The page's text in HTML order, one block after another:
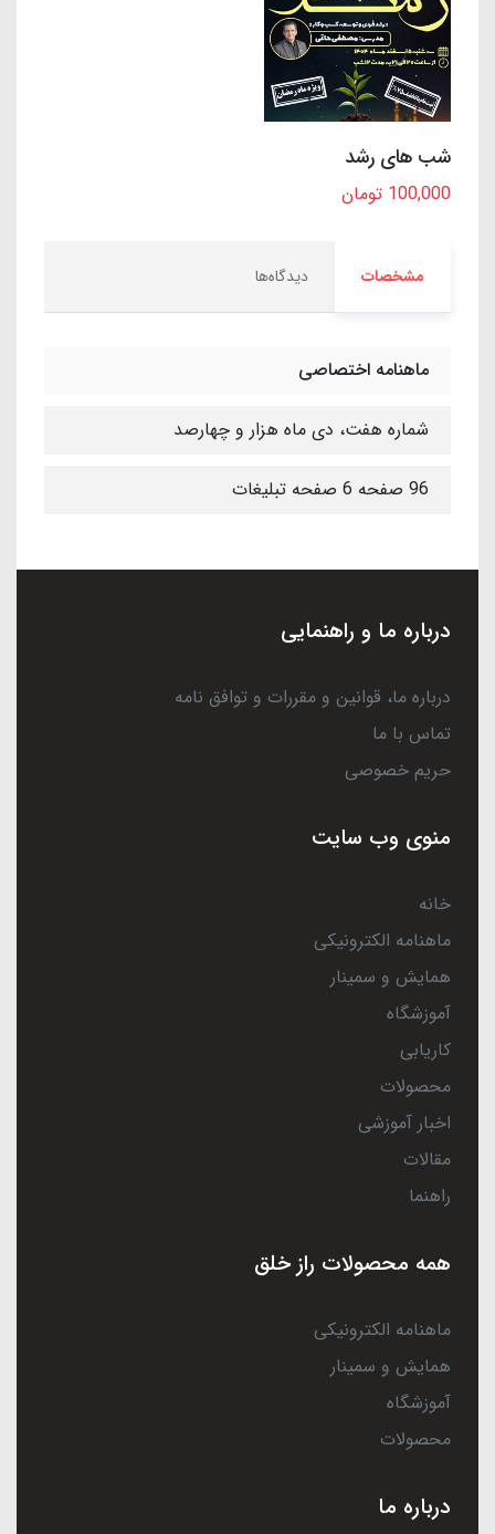
شب های رشد
100,000 تومان
مشخصات دیدگاه‌ها
ماهنامه اختصاصی
شماره هفت، دی ماه هزار و چهارصد
96 صفحه 6 صفحه تبلیغات
درباره ما و راهنمایی
درباره ما، قوانین و مقررات و توافق نامه
تماس با ما
حریم خصوصی
منوی وب سایت
خانه
ماهنامه الکترونیکی
همایش و سمینار
آموزشگاه
کاریابی
محصولات
اخبار آموزشی
مقالات
راهنما
همه محصولات راز خلق
ماهنامه الکترونیکی
همایش و سمینار
آموزشگاه
محصولات
درباره ما